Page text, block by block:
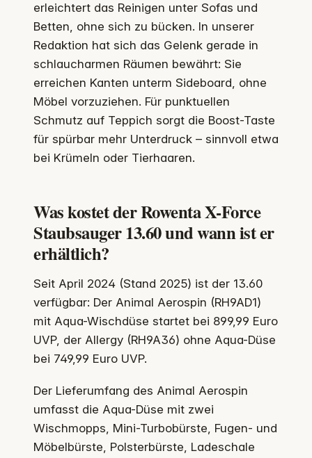
erleichtert das Reinigen unter Sofas und
Betten, ohne sich zu bücken. In unserer
Redaktion hat sich das Gelenk gerade in
schlaucharmen Räumen bewährt: Sie
erreichen Kanten unterm Sideboard, ohne
Möbel vorzuziehen. Für punktuellen
Schmutz auf Teppich sorgt die Boost-Taste
für spürbar mehr Unterdruck – sinnvoll etwa
bei Krümeln oder Tierhaaren.
Was kostet der Rowenta X-Force
Staubsauger 13.60 und wann ist er
erhältlich?
Seit April 2024 (Stand 2025) ist der 13.60
verfügbar: Der Animal Aerospin (RH9AD1)
mit Aqua-Wischdüse startet bei 899,99 Euro
UVP, der Allergy (RH9A36) ohne Aqua-Düse
bei 749,99 Euro UVP.
Der Lieferumfang des Animal Aerospin
umfasst die Aqua-Düse mit zwei
Wischmopps, Mini-Turbobürste, Fugen- und
Möbelbürste, Polsterbürste, Ladeschale